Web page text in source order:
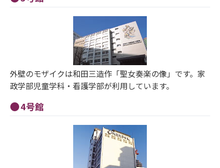
外壁のモザイクは和田三造作「聖女奏楽の像」です。家
政学部児童学科・看護学部が利用しています。
4号館